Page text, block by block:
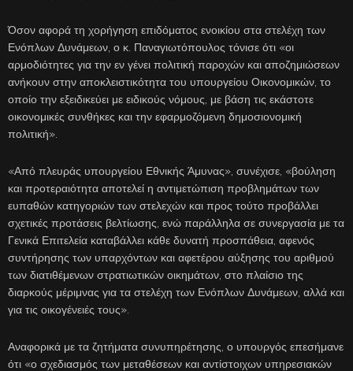
Όσον αφορά τη χορήγηση επιδόματος ενοικίου στα στελέχη των
Ενόπλων Δυνάμεων, ο κ. Παναγιωτόπουλος τόνισε ότι «οι
αρμοδιότητες για την εν γένει πολιτική παροχών και αποζημιώσεων
ανήκουν στην αποκλειστικότητα του υπουργείου Οικονομικών, το
οποίο την εξειδικεύει με ειδικούς νόμους, με βάση τις εκάστοτε
οικονομικές συνθήκες και την εφαρμοζόμενη δημοσιονομική
πολιτική».
«Από πλευράς υπουργείου Εθνικής Άμυνας», συνέχισε, «βούληση
και προτεραιότητα αποτελεί η αντιμετώπιση προβλημάτων των
ευπαθών κατηγοριών των στελεχών και προς τούτο προβάλλει
σχετικές προτάσεις βελτίωσης, ενώ παράλληλα σε συνεργασία με τα
Γενικά Επιτελεία καταβάλλει κάθε δυνατή προσπάθεια, αφενός
συντήρησης των υπαρχόντων και αφετέρου αύξησης του αριθμού
των διατιθέμενων στρατιωτικών οικημάτων, στο πλαίσιο της
διαρκούς μέριμνας για τα στελέχη των Ενόπλων Δυνάμεων, αλλά και
για τις οικογένειές τους».
Αναφορικά με τα ζητήματα συνυπηρέτησης, ο υπουργός επεσήμανε
ότι «ο σχεδιασμός των μεταθέσεων και αντίστοιχων υπηρεσιακών